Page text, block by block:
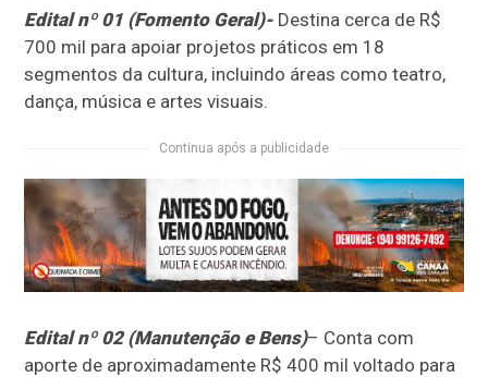
Edital nº 01 (Fomento Geral)- Destina cerca de R$
700 mil para apoiar projetos práticos em 18
segmentos da cultura, incluindo áreas como teatro,
dança, música e artes visuais.
Continua após a publicidade
Edital nº 02 (Manutenção e Bens)– Conta com
aporte de aproximadamente R$ 400 mil voltado para